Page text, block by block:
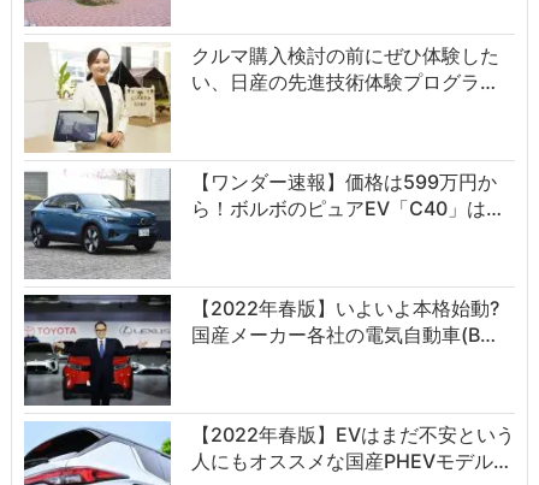
クルマ購入検討の前にぜひ体験した
い、日産の先進技術体験プログラ…
【ワンダー速報】価格は599万円か
ら！ボルボのピュアEV「C40」は…
【2022年春版】いよいよ本格始動?
国産メーカー各社の電気自動車(B…
【2022年春版】EVはまだ不安という
人にもオススメな国産PHEVモデル…